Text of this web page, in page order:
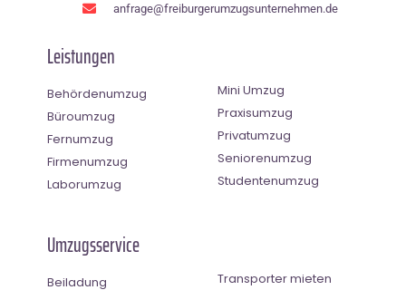
anfrage@freiburgerumzugsunternehmen.de
Leistungen
Behördenumzug
Büroumzug
Fernumzug
Firmenumzug
Laborumzug
Mini Umzug
Praxisumzug
Privatumzug
Seniorenumzug
Studentenumzug
Umzugsservice
Beiladung Transporter mieten